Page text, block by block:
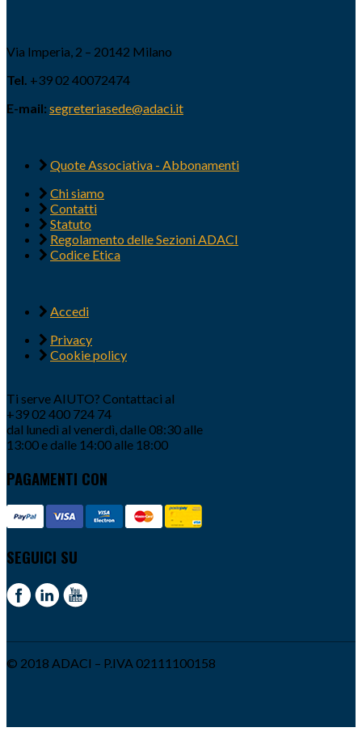
Via Imperia, 2 – 20142 Milano
Tel. +39 02 40072474
E-mail: segreteriasede@adaci.it
Quote Associativa - Abbonamenti
Chi siamo
Contatti
Statuto
Regolamento delle Sezioni ADACI
Codice Etica
Accedi
Privacy
Cookie policy
Ti serve AIUTO? Contattaci al
+39 02 400 724 74
dal lunedì al venerdì, dalle 08:30 alle
13:00 e dalle 14:00 alle 18:00
PAGAMENTI CON
SEGUICI SU
© 2018 ADACI – P.IVA 02111100158